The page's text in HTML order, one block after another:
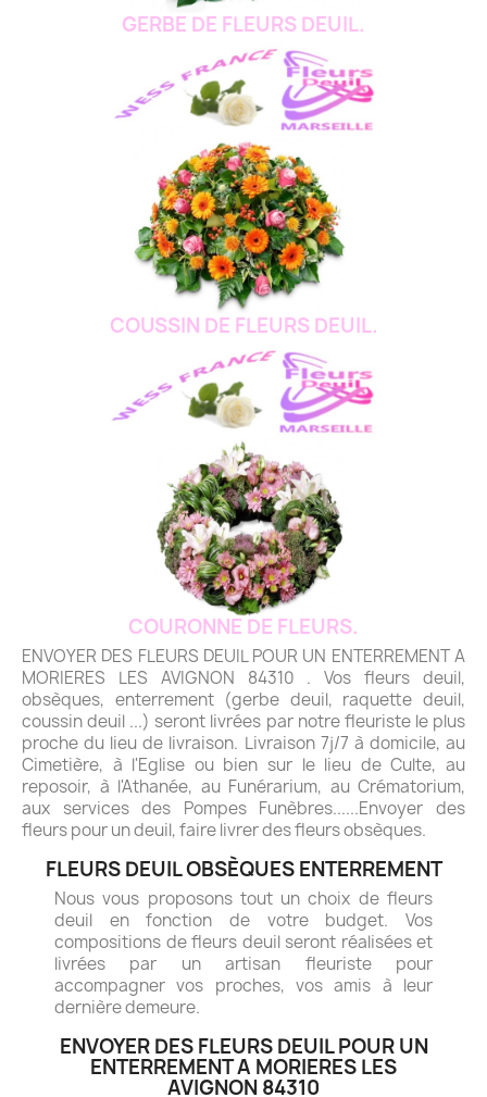
GERBE DE FLEURS DEUIL.
COUSSIN DE FLEURS DEUIL.
COURONNE DE FLEURS.
ENVOYER DES FLEURS DEUIL POUR UN ENTERREMENT A
MORIERES LES AVIGNON 84310 . Vos fleurs deuil,
obsèques, enterrement (gerbe deuil, raquette deuil,
coussin deuil ...) seront livrées par notre fleuriste le plus
proche du lieu de livraison. Livraison 7j/7 à domicile, au
Cimetière, à l'Eglise ou bien sur le lieu de Culte, au
reposoir, à l'Athanée, au Funérarium, au Crématorium,
aux services des Pompes Funèbres......Envoyer des
fleurs pour un deuil, faire livrer des fleurs obsèques.
FLEURS DEUIL OBSÈQUES ENTERREMENT
Nous vous proposons tout un choix de fleurs
deuil en fonction de votre budget. Vos
compositions de fleurs deuil seront réalisées et
livrées par un artisan fleuriste pour
accompagner vos proches, vos amis à leur
dernière demeure.
ENVOYER DES FLEURS DEUIL POUR UN
ENTERREMENT A MORIERES LES
AVIGNON 84310